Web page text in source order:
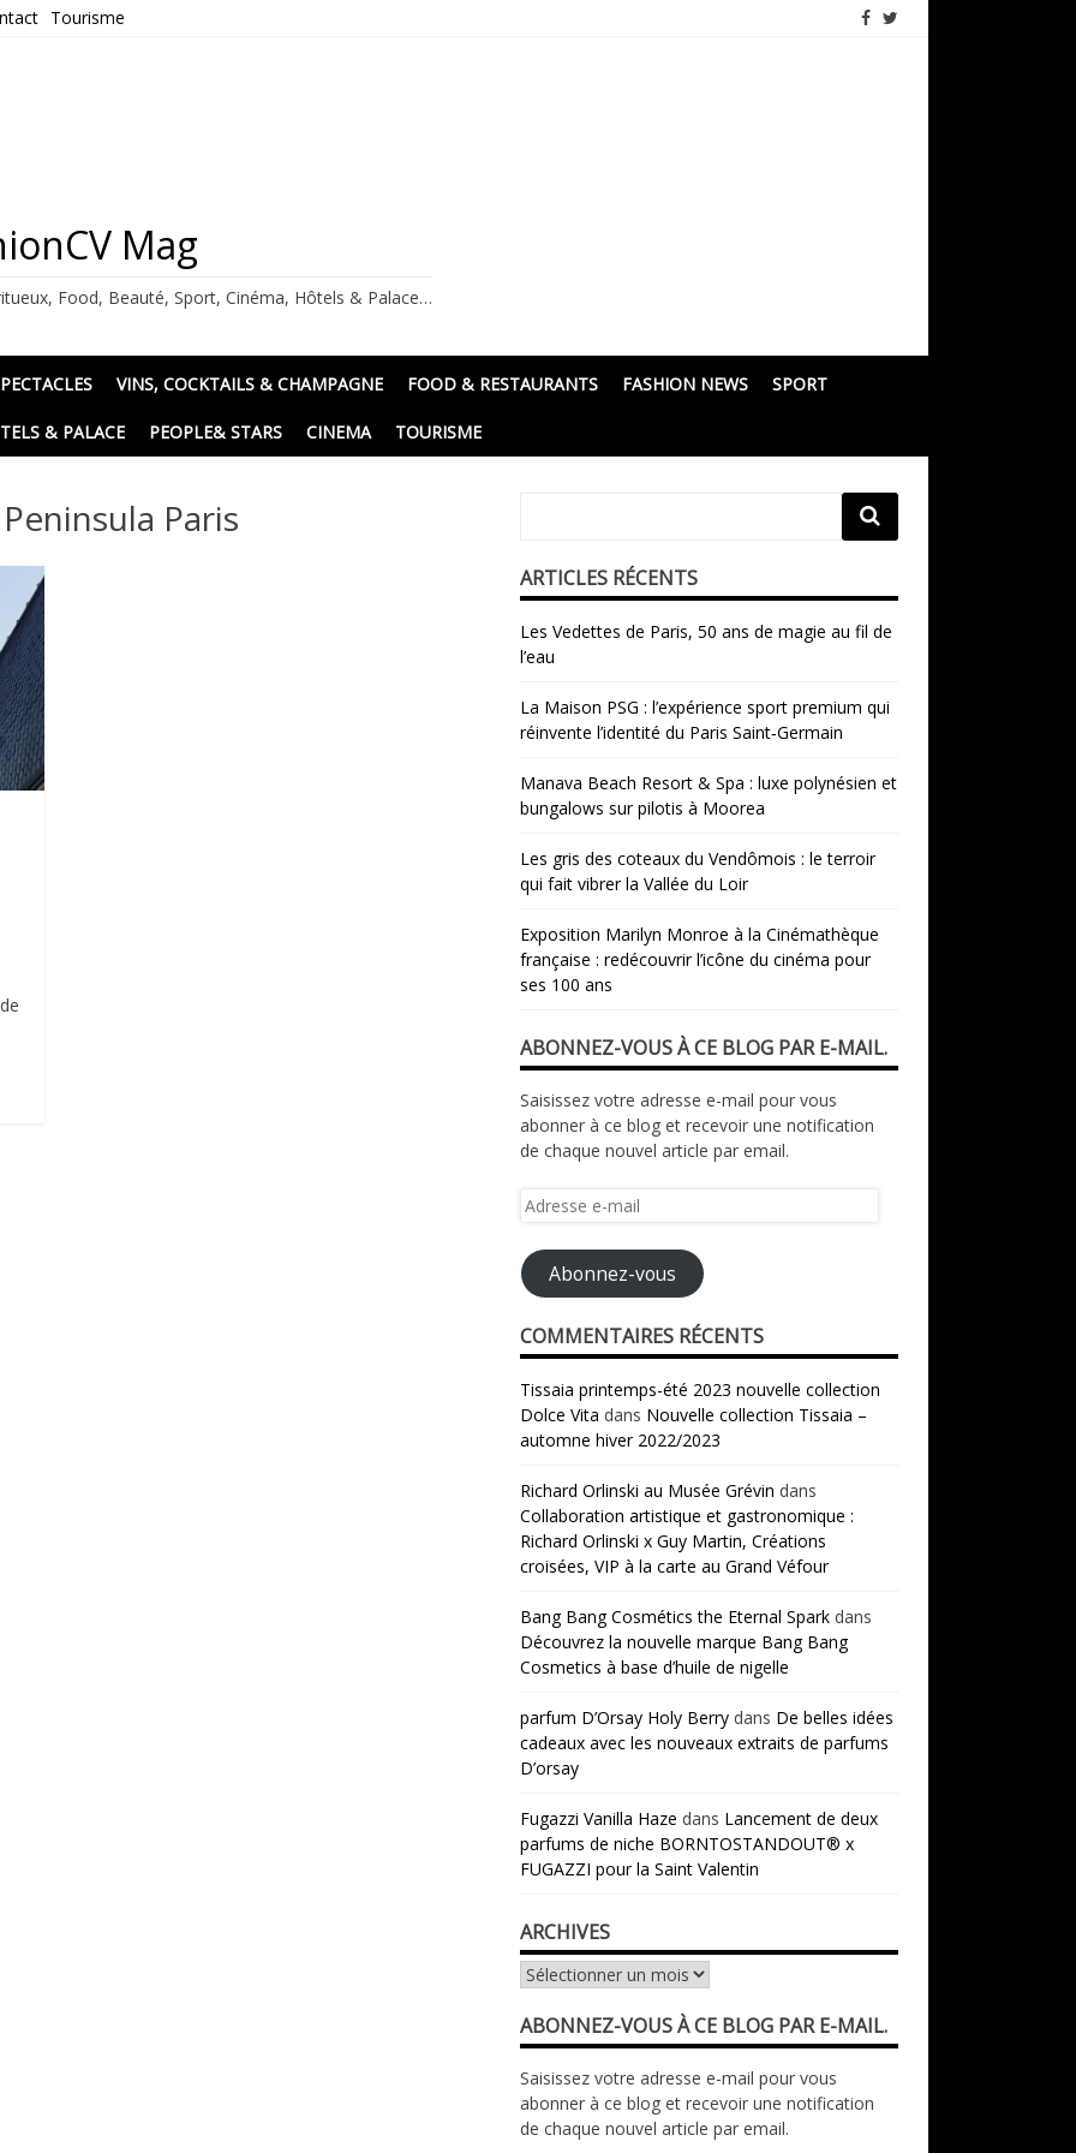
Tourisme
Mag
Food, Beauté, Sport, Cinéma, Hôtels & Palace…
VINS, COCKTAILS & CHAMPAGNE FOOD & RESTAURANTS FASHION NEWS SPORT
& PALACE PEOPLE& STARS CINEMA TOURISME
Paris
ARTICLES RÉCENTS
Les Vedettes de Paris, 50 ans de magie au fil de
l’eau
La Maison PSG : l’expérience sport premium qui
réinvente l’identité du Paris Saint‑Germain
Manava Beach Resort & Spa : luxe polynésien et
bungalows sur pilotis à Moorea
Les gris des coteaux du Vendômois : le terroir
qui fait vibrer la Vallée du Loir
​Exposition Marilyn Monroe à la Cinémathèque
française : redécouvrir l’icône du cinéma pour
ses 100 ans
ABONNEZ-VOUS À CE BLOG PAR E-MAIL.
Saisissez votre adresse e-mail pour vous
abonner à ce blog et recevoir une notification
de chaque nouvel article par email.
Adresse
mail
Abonnez-vous
COMMENTAIRES RÉCENTS
Tissaia printemps-été 2023 nouvelle collection
Dolce Vita dans Nouvelle collection Tissaia –
automne hiver 2022/2023
Richard Orlinski au Musée Grévin dans
Collaboration artistique et gastronomique :
Richard Orlinski x Guy Martin, Créations
croisées, VIP à la carte au Grand Véfour
Bang Bang Cosmétics the Eternal Spark dans
Découvrez la nouvelle marque Bang Bang
Cosmetics à base d’huile de nigelle
parfum D’Orsay Holy Berry dans De belles idées
cadeaux avec les nouveaux extraits de parfums
D’orsay
Fugazzi Vanilla Haze dans Lancement de deux
parfums de niche BORNTOSTANDOUT® x
FUGAZZI pour la Saint Valentin
ARCHIVES
Archives
ABONNEZ-VOUS À CE BLOG PAR E-MAIL.
Saisissez votre adresse e-mail pour vous
abonner à ce blog et recevoir une notification
de chaque nouvel article par email.